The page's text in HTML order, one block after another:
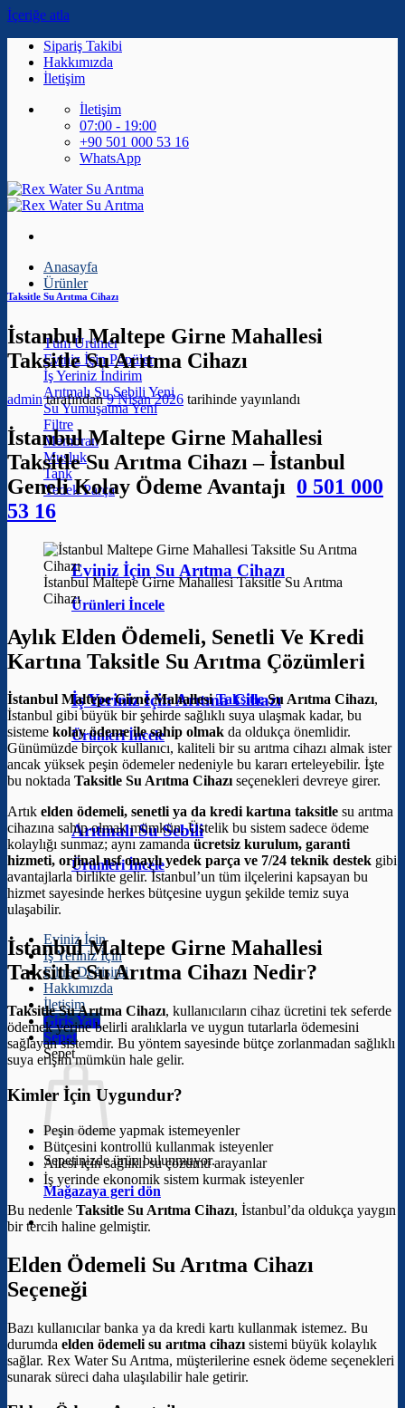
İçeriğe atla
Sipariş Takibi
Hakkımızda
İletişim
İletişim
07:00 - 19:00
+90 501 000 53 16
WhatsApp
Anasayfa
Ürünler
Tüm Ürünler
Eviniz İçin
İş Yeriniz
Arıtmalı Su Sebili
Su Yumuşatma
Filtre
Membran
Musluk
Tank
Yedek Parça
Eviniz İçin Su Arıtma Cihazı
Ürünleri İncele
İş Yeriniz İçin Arıtma Cihazı
Ürünleri İncele
Arıtmalı Su Sebili
Ürünleri İncele
Eviniz İçin
İş Yeriniz İçin
Filtre Değişimi
Hakkımızda
İletişim
Giriş Yap
Sepet
Sepet
Sepetinizde ürün bulunmuyor.
Mağazaya geri dön
Taksitle Su Arıtma Cihazı
İstanbul Maltepe Girne Mahallesi
Taksitle Su Arıtma Cihazı
admintarafından 9 Nisan 2026 tarihinde yayınlandı
İstanbul Maltepe Girne Mahallesi
Taksitle Su Arıtma Cihazı – İstanbul
Geneli Kolay Ödeme Avantajı 0 501 000
53 16
İstanbul Maltepe Girne Mahallesi Taksitle Su Arıtma
Cihazı
Aylık Elden Ödemeli, Senetli Ve Kredi
Kartına Taksitle Su Arıtma Çözümleri
İstanbul Maltepe Girne MahallesiTaksitleSu Arıtma Cihazı,
İstanbul gibi büyük bir şehirde sağlıklı suya ulaşmak kadar, bu
sisteme kolay ödeme ile sahip olmak da oldukça önemlidir.
Günümüzde birçok kullanıcı, kaliteli bir su arıtma cihazı almak ister
ancak yüksek peşin ödemeler nedeniyle bu kararı erteleyebilir. İşte
bu noktada Taksitle Su Arıtma Cihazıseçenekleri devreye girer.
Artık elden ödemeli, senetli ya da kredi kartına taksitle su arıtma
cihazına sahip olmak mümkün. Üstelik bu sistem sadece ödeme
kolaylığı sunmaz; aynı zamanda ücretsiz kurulum, garanti
hizmeti, orjinal nsf onaylı yedek parça ve 7/24 teknik destek gibi
avantajlarla birlikte gelir. İstanbul’un tüm ilçelerini kapsayan bu
hizmet sayesinde herkes bütçesine uygun şekilde temiz suya
ulaşabilir.
İstanbul Maltepe Girne Mahallesi
Taksitle Su Arıtma Cihazı Nedir?
Taksitle Su Arıtma Cihazı, kullanıcıların cihaz ücretini tek seferde
ödemek yerine belirli aralıklarla ve uygun tutarlarla ödemesini
sağlayan sistemdir. Bu yöntem sayesinde bütçe zorlanmadan sağlıklı
suya erişim mümkün hale gelir.
Kimler İçin Uygundur?
Peşin ödeme yapmak istemeyenler
Bütçesini kontrollü kullanmak isteyenler
Ailesi için sağlıklı su çözümü arayanlar
İş yerinde ekonomik sistem kurmak isteyenler
Bu nedenle Taksitle Su Arıtma Cihazı, İstanbul’da oldukça yaygın
bir tercih haline gelmiştir.
Elden Ödemeli Su Arıtma Cihazı
Seçeneği
Bazı kullanıcılar banka ya da kredi kartı kullanmak istemez. Bu
durumda elden ödemeli su arıtma cihazı sistemi büyük kolaylık
sağlar. Rex Water Su Arıtma, müşterilerine esnek ödeme seçenekleri
sunarak süreci daha ulaşılabilir hale getirir.